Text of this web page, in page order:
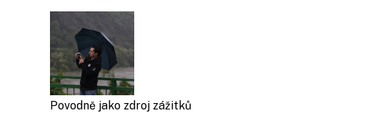
Povodně jako zdroj zážitků